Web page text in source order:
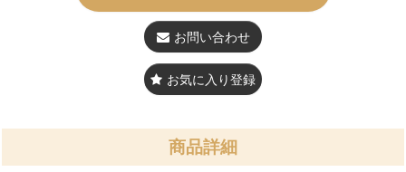
お問い合わせ
お気に入り登録
商品詳細